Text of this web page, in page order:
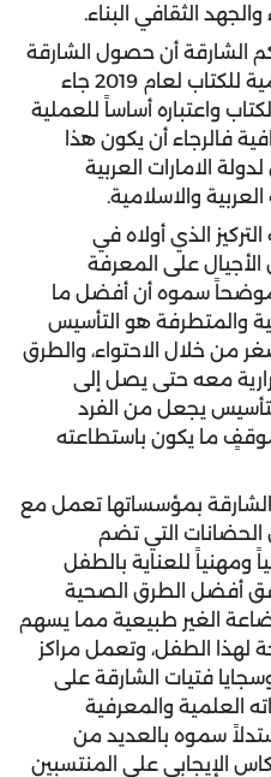
الثقافي البناء.
الشارقة أن حصول الشارقة
على لقب العاصمة العالمية للكتاب لعام 2019 جاء
واعتباره أساساً للعملية
فالرجاء أن يكون هذا
الامارات العربية
والاسلامية.
الذي أولاه في
على المعرفة
موضحاً سموه أن أفضل ما
والمتطرفة هو التأسيس
من خلال الاحتواء، والطرق
معه حتى يصل إلى
يجعل من الفرد
ما يكون باستطاعته
الشارقة بمؤسساتها تعمل مع
الحضانات التي تضم
ومهنياً للعناية بالطفل
أفضل الطرق الصحية
الغير طبيعية مما يسهم
لهذا الطفل، وتعمل مراكز
فتيات الشارقة على
العلمية والمعرفية
سموه بالعديد من
الإيجابي على المنتسبين